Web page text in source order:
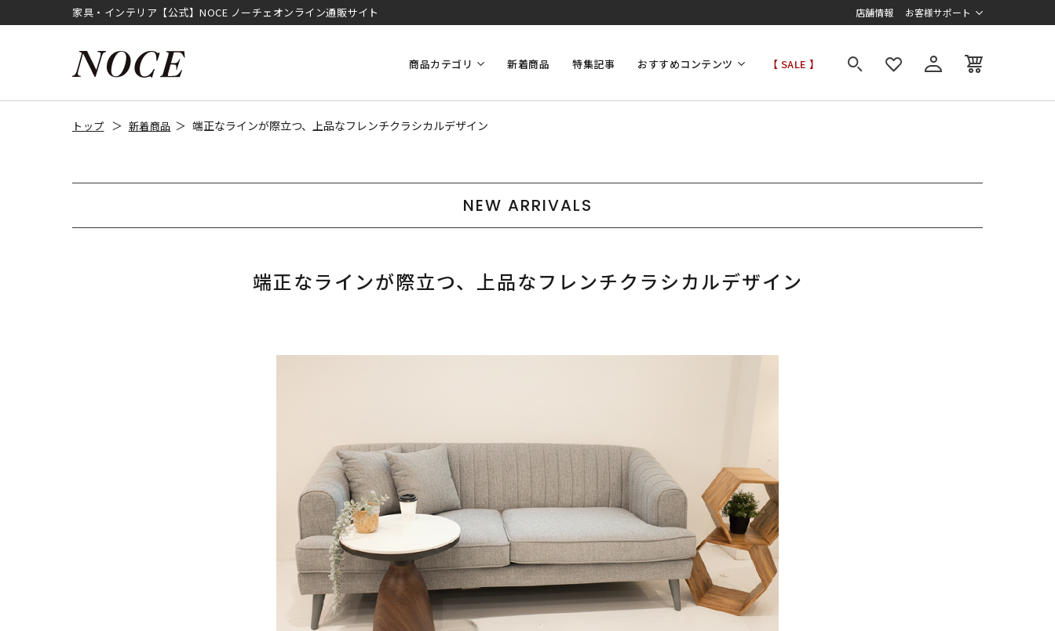
家具・インテリア【公式】NOCE ノーチェオンライン通販サイト 店舗情報 お客様サポート
商品カテゴリ 新着商品 特集記事 おすすめコンテンツ 【 SALE 】
トップ 新着商品 端正なラインが際立つ、上品なフレンチクラシカルデザイン
NEW ARRIVALS
端正なラインが際立つ、上品なフレンチクラシカルデザイン